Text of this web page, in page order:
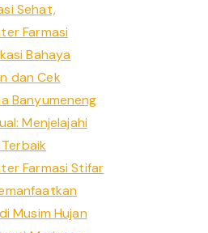
Sehat,
Farmasi
Bahaya
dan Cek
Banyumeneng
Menjelajahi
Farmasi Stifar
Musim Hujan